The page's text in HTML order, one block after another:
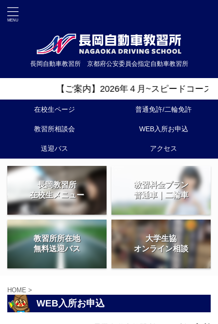
長岡自動車教習所 京都府公安委員会指定自動車教習所
【ご案内】2026年４月~スピードコース/オ
在校生ページ 普通免許/二輪免許
教習所相談会 WEB入所お申込
送迎バス アクセス
長岡教習所
在校生メニュー
教習料金プラン
普通車｜二輪車
教習所所在地
無料送迎バス
大学生協
オンライン相談
HOME >
WEB入所お申込